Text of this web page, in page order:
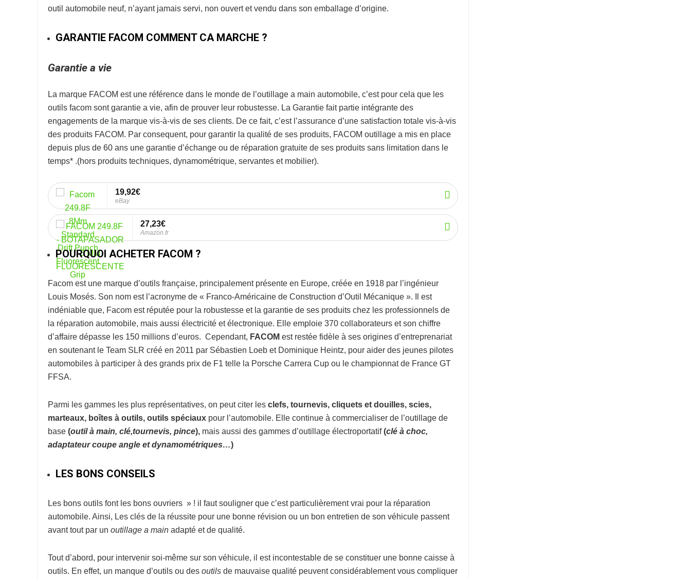
outil automobile neuf, n’ayant jamais servi, non ouvert et vendu dans son emballage d’origine.
GARANTIE FACOM COMMENT CA MARCHE ?
Garantie a vie
La marque FACOM est une référence dans le monde de l’outillage a main automobile, c’est pour cela que les
outils facom sont garantie a vie, afin de prouver leur robustesse. La Garantie fait partie intégrante des
engagements de la marque vis-à-vis de ses clients. De ce fait, c’est l’assurance d’une satisfaction totale vis-à-vis
des produits FACOM. Par consequent, pour garantir la qualité de ses produits, FACOM outillage a mis en place
depuis plus de 60 ans une garantie d’échange ou de réparation gratuite de ses produits sans limitation dans le
temps* .(hors produits techniques, dynamométrique, servantes et mobilier).
19,92€
eBay
27,23€
Amazon.fr
POURQUOI ACHETER FACOM ?
Facom est une marque d’outils française, principalement présente en Europe, créée en 1918 par l’ingénieur
Louis Mosés. Son nom est l’acronyme de « Franco-Américaine de Construction d’Outil Mécanique ». Il est
indéniable que, Facom est réputée pour la robustesse et la garantie de ses produits chez les professionnels de
la réparation automobile, mais aussi électricité et électronique. Elle emploie 370 collaborateurs et son chiffre
d’affaire dépasse les 150 millions d’euros. Cependant, FACOM est restée fidèle à ses origines d’entreprenariat
en soutenant le Team SLR créé en 2011 par Sébastien Loeb et Dominique Heintz, pour aider des jeunes pilotes
automobiles à participer à des grands prix de F1 telle la Porsche Carrera Cup ou le championnat de France GT
FFSA.
Parmi les gammes les plus représentatives, on peut citer les clefs, tournevis, cliquets et douilles, scies,
marteaux, boîtes à outils, outils spéciaux pour l’automobile. Elle continue à commercialiser de l’outillage de
base (outil à main, clé,tournevis, pince), mais aussi des gammes d’outillage électroportatif (clé à choc,
adaptateur coupe angle et dynamométriques…)
LES BONS CONSEILS
Les bons outils font les bons ouvriers » ! il faut souligner que c’est particulièrement vrai pour la réparation
automobile. Ainsi, Les clés de la réussite pour une bonne révision ou un bon entretien de son véhicule passent
avant tout par un outillage a main adapté et de qualité.
Tout d’abord, pour intervenir soi-même sur son véhicule, il est incontestable de se constituer une bonne caisse à
outils. En effet, un manque d’outils ou des outils de mauvaise qualité peuvent considérablement vous compliquer